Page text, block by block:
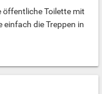
öffentliche Toilette mit
einfach die Treppen in